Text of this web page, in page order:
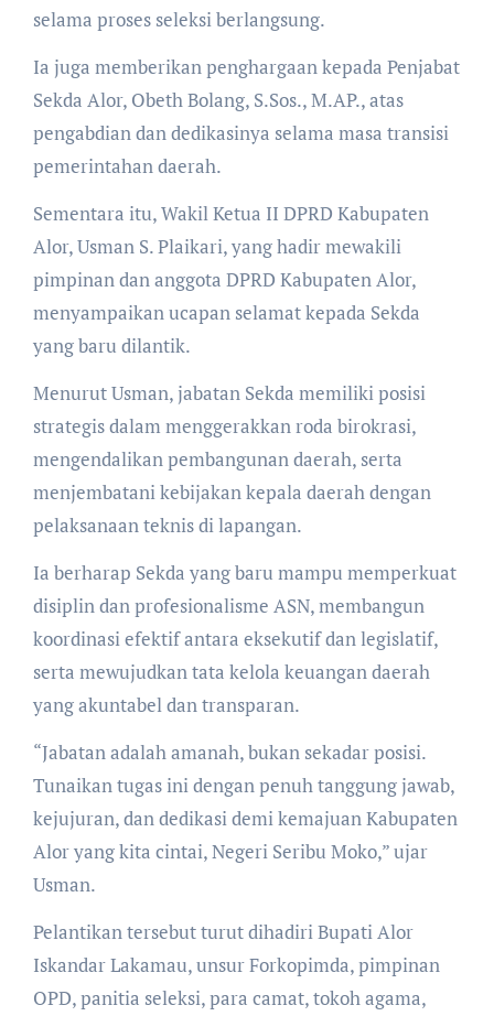
selama proses seleksi berlangsung.
Ia juga memberikan penghargaan kepada Penjabat
Sekda Alor, Obeth Bolang, S.Sos., M.AP., atas
pengabdian dan dedikasinya selama masa transisi
pemerintahan daerah.
Sementara itu, Wakil Ketua II DPRD Kabupaten
Alor, Usman S. Plaikari, yang hadir mewakili
pimpinan dan anggota DPRD Kabupaten Alor,
menyampaikan ucapan selamat kepada Sekda
yang baru dilantik.
Menurut Usman, jabatan Sekda memiliki posisi
strategis dalam menggerakkan roda birokrasi,
mengendalikan pembangunan daerah, serta
menjembatani kebijakan kepala daerah dengan
pelaksanaan teknis di lapangan.
Ia berharap Sekda yang baru mampu memperkuat
disiplin dan profesionalisme ASN, membangun
koordinasi efektif antara eksekutif dan legislatif,
serta mewujudkan tata kelola keuangan daerah
yang akuntabel dan transparan.
“Jabatan adalah amanah, bukan sekadar posisi.
Tunaikan tugas ini dengan penuh tanggung jawab,
kejujuran, dan dedikasi demi kemajuan Kabupaten
Alor yang kita cintai, Negeri Seribu Moko,” ujar
Usman.
Pelantikan tersebut turut dihadiri Bupati Alor
Iskandar Lakamau, unsur Forkopimda, pimpinan
OPD, panitia seleksi, para camat, tokoh agama,